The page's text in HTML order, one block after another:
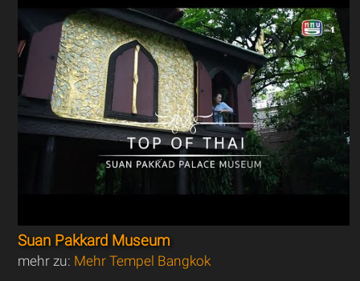
Suan Pakkard Museum
mehr zu: Mehr Tempel Bangkok